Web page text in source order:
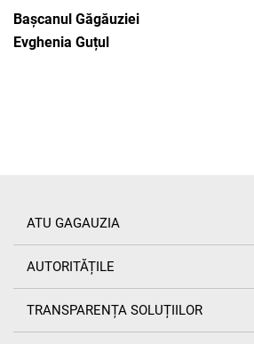
Bașcanul Găgăuziei
Evghenia Guțul
ATU GAGAUZIA
AUTORITĂȚILE
TRANSPARENȚA SOLUȚIILOR